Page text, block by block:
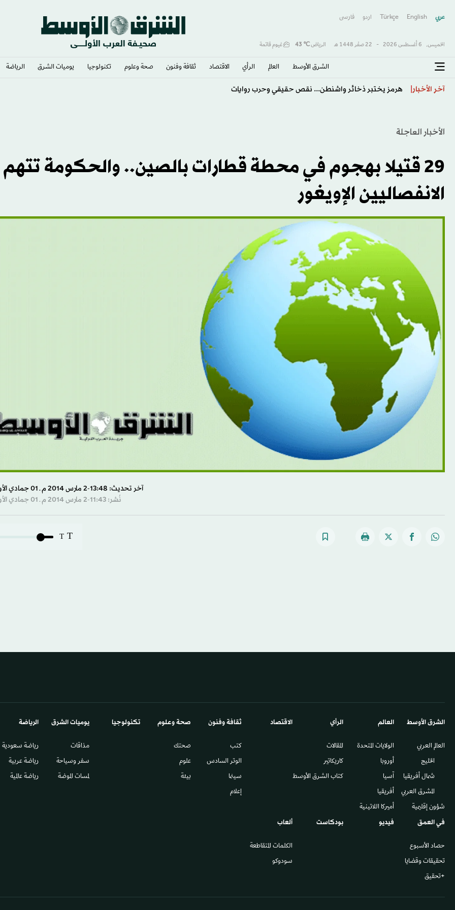
عربي English
Türkçe اردو فارسى
الخميس, 6 أغسطس 2026 - 22 صفَر 1448 هـ الرياض℃
43 غيوم قاتمة
الشرق الأوسط​ العالم الرأي الاقتصاد ثقافة وفنون صحة وعلوم تكنولوجيا يوميات الشرق​ الرياضة
آخر الأخبار هرمز يختبر ذخائر واشنطن... نقص حقيقي وحرب روايات
الأخبار العاجلة
29 قتيلا بهجوم في محطة قطارات بالصين.. والحكومة تتهم
الانفصاليين الإويغور
آخر تحديث: 13:48-2 مارس 2014 م ـ 01 جمادي الأول 1435 هـ
نُشر: 11:43-2 مارس 2014 م ـ 01 جمادي الأول 1435 هـ
T
T
الشرق الأوسط​
العالم العربي
الخليج
شمال أفريقيا
المشرق العربي
شؤون إقليمية
العالم
الولايات المتحدة
أوروبا
آسيا
أفريقيا
أميركا اللاتينية
الرأي
المقالات
كاريكاتير
كتاب الشرق الأوسط
الاقتصاد ثقافة وفنون
كتب
الوتر السادس​
سينما
إعلام
صحة وعلوم
صحتك
علوم
بيئة
تكنولوجيا يوميات الشرق​
مذاقات
سفر وسياحة
لمسات الموضة
الرياضة
رياضة سعودية
رياضة عربية
رياضة عالمية
في العمق
حصاد الأسبوع
تحقيقات وقضايا
+تحقيق
فيديو بودكاست ألعاب
الكلمات المتقاطعة
سودوكو